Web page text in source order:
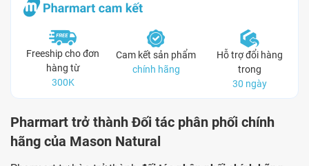
Freeship cho đơn
hàng từ
300K
Cam kết sản phẩm
chính hãng
Hỗ trợ đổi hàng
trong
30 ngày
Pharmart trở thành Đối tác phân phối chính
hãng của Mason Natural